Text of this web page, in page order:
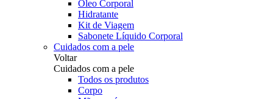
Óleo Corporal
Hidratante
Kit de Viagem
Sabonete Líquido Corporal
Cuidados com a pele
Voltar
Cuidados com a pele
Todos os produtos
Corpo